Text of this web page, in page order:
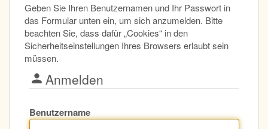
Geben Sie Ihren Benutzernamen und Ihr Passwort in
das Formular unten ein, um sich anzumelden. Bitte
beachten Sie, dass dafür „Cookies“ in den
Sicherheitseinstellungen Ihres Browsers erlaubt sein
müssen.
Anmelden
Benutzername